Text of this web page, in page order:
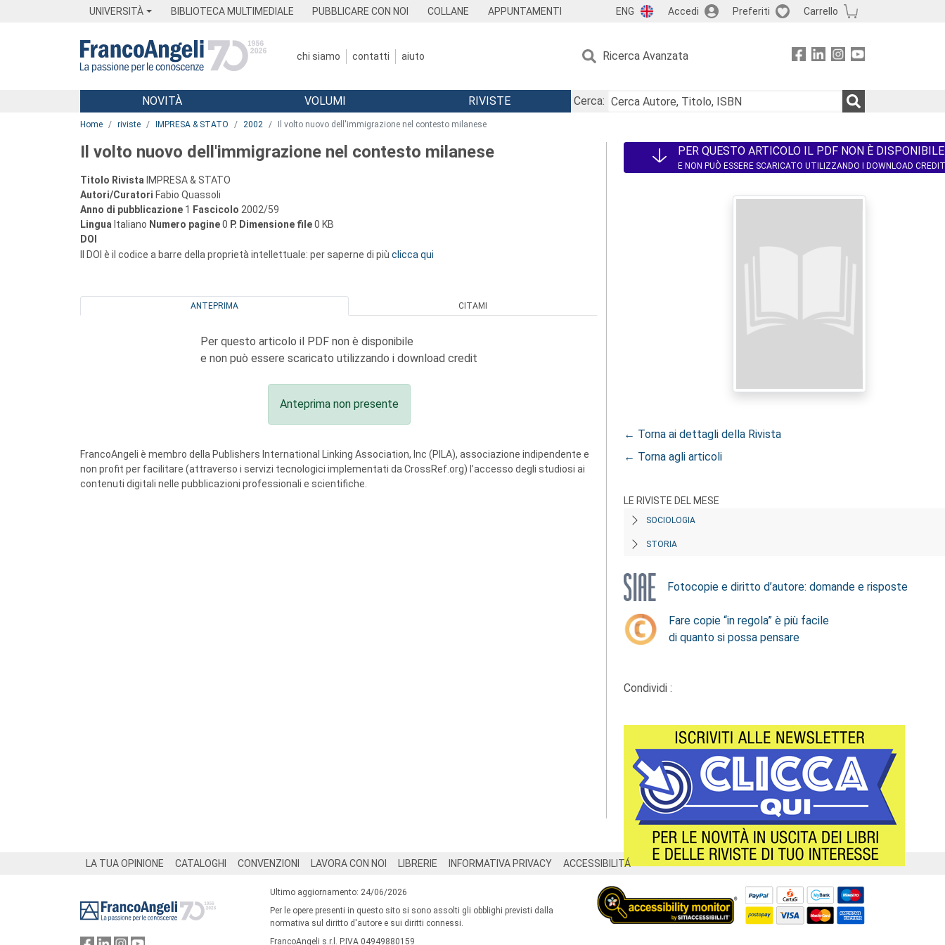
UNIVERSITÀ BIBLIOTECA MULTIMEDIALE PUBBLICARE CON NOI COLLANE APPUNTAMENTI ENG Accedi Preferiti Carrello
chi siamo contatti aiuto Ricerca Avanzata
Menu
NOVITÀ VOLUMI RIVISTE
Cerca:
Home riviste IMPRESA & STATO 2002 Il volto nuovo dell'immigrazione nel contesto milanese
Il volto nuovo dell'immigrazione nel contesto milanese
Titolo Rivista IMPRESA & STATO
Autori/Curatori Fabio Quassoli
Anno di pubblicazione 1 Fascicolo 2002/59
Lingua Italiano Numero pagine0 P. Dimensione file0 KB
DOI
Il DOI è il codice a barre della proprietà intellettuale: per saperne di più clicca qui
ANTEPRIMA CITAMI
Per questo articolo il PDF non è disponibile
e non può essere scaricato utilizzando i download credit
Anteprima non presente
FrancoAngeli è membro della Publishers International Linking Association, Inc (PILA), associazione indipendente e
non profit per facilitare (attraverso i servizi tecnologici implementati da CrossRef.org) l’accesso degli studiosi ai
contenuti digitali nelle pubblicazioni professionali e scientifiche.
PER QUESTO ARTICOLO IL PDF NON È DISPONIBILE
E NON PUÒ ESSERE SCARICATO UTILIZZANDO I DOWNLOAD CREDIT
← Torna ai dettagli della Rivista
← Torna agli articoli
LE RIVISTE DEL MESE
SOCIOLOGIA
STORIA
Fotocopie e diritto d’autore: domande e risposte
Fare copie “in regola” è più facile
di quanto si possa pensare
Condividi :
LA TUA OPINIONE CATALOGHI CONVENZIONI LAVORA CON NOI LIBRERIE INFORMATIVA PRIVACY ACCESSIBILITÁ
Ultimo aggiornamento: 24/06/2026
Per le opere presenti in questo sito si sono assolti gli obblighi previsti dalla
normativa sul diritto d'autore e sui diritti connessi.
FrancoAngeli s.r.l. P.IVA 04949880159